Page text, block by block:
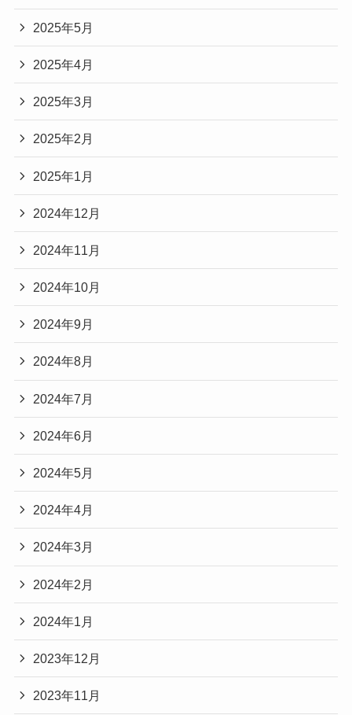
2025年5月
2025年4月
2025年3月
2025年2月
2025年1月
2024年12月
2024年11月
2024年10月
2024年9月
2024年8月
2024年7月
2024年6月
2024年5月
2024年4月
2024年3月
2024年2月
2024年1月
2023年12月
2023年11月